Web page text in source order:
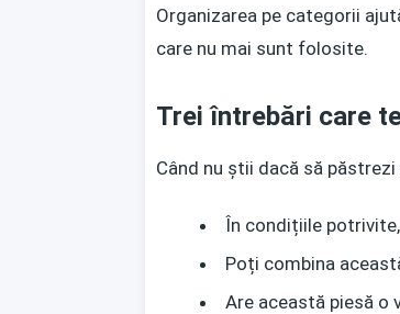
Organizarea pe categorii
care nu mai sunt folosite.
Trei întrebări care
Când nu știi dacă să
În condițiile
Poți combina
Are această piesă o